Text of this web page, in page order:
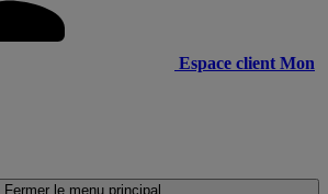
Espace client Mon
Fermer le menu principal